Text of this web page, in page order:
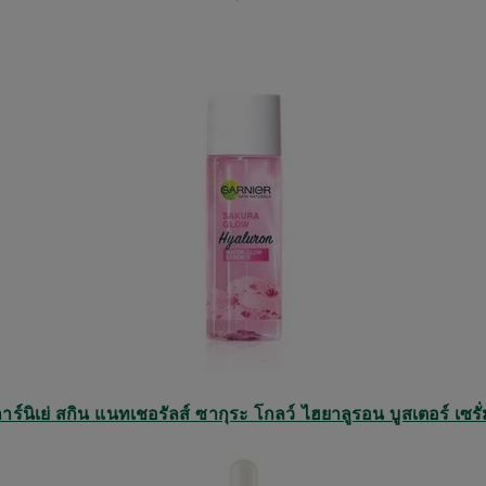
ร์นิเย่ สกิน แนทเชอรัลส์ ซากุระ โกลว์ ไฮยาลูรอน บูสเตอร์ เซ